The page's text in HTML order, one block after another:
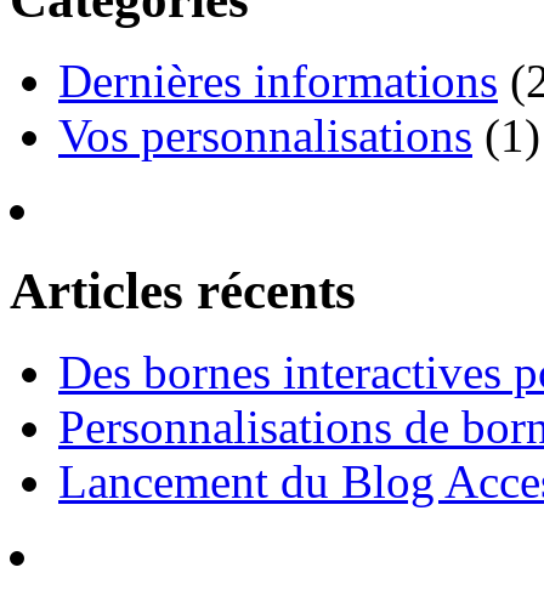
Dernières informations
Vos personnalisations (1)
Articles récents
Des bornes interactives
Personnalisations de
Lancement du Blog